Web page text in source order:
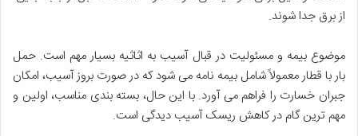
از برق جدا شوند.
موضوع بیمه و مسئولیت در قبال آسیب به اثاثیه بسیار مهم است. حمل
بار با قطار معمولاً شامل بیمه نامه می شود که در صورت بروز آسیب، امکان
جبران خسارت را فراهم می آورد. با این حال، بسته بندی مناسب، اولین و
مهم ترین گام در کاهش ریسک آسیب دیدگی است.